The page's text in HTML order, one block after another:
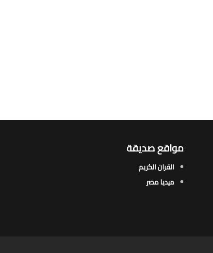
مواقع صديقة
القران الكريم
ميديا مصر